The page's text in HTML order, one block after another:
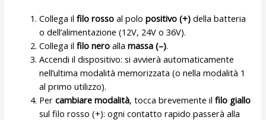
Collega ilfilo rosso al polopositivo (+) della batteria
o dell’alimentazione (12V, 24V o 36V).
Collega ilfilo nero allamassa (–).
Accendi il dispositivo: si avvierà automaticamente
nell’ultima modalità memorizzata (o nella modalità 1
al primo utilizzo).
Percambiare modalità, tocca brevemente ilfilo giallo
sul filo rosso (+): ogni contatto rapido passerà alla